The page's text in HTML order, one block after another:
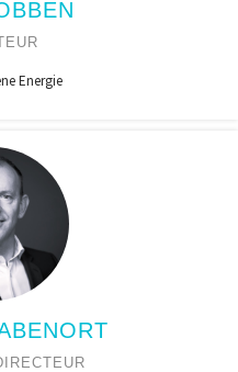
Energie